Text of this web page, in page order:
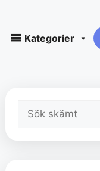
Kategorier
Sök